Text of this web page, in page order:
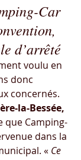
Car
d’arrêté
voulu en
donc
concernés.
la-Bessée,
que Camping-
dans la
« Ce